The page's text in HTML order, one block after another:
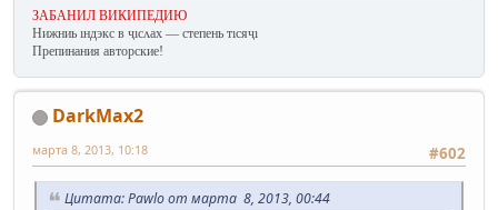
ЗАБАНИЛ ВИКИПЕДИЮ
Нижниь ıндэкс в ҷıсʌах — степень тıсяҷı
Препинания авторские!
DarkMax2
#602
марта 8, 2013, 10:18
Цитата: Pawlo от марта 8, 2013, 00:44